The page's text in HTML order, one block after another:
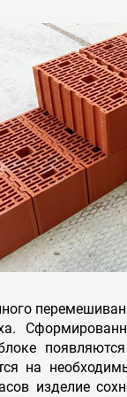
на
изделие